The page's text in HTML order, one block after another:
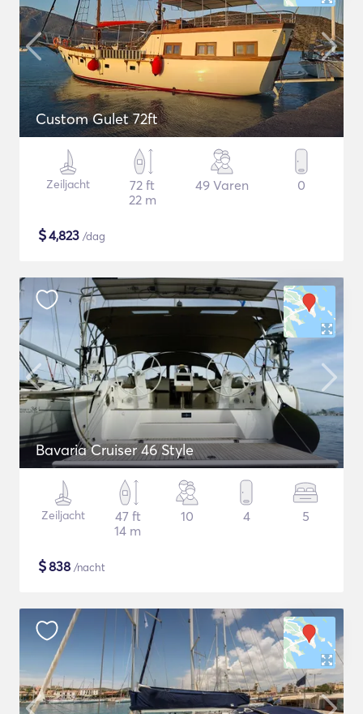
Custom Gulet 72ft
Zeiljacht
72 ft
22 m
49 Varen 0
$4,823 /dag
Bavaria Cruiser 46 Style
Zeiljacht
47 ft
14 m
10 4 5
$838 /nacht